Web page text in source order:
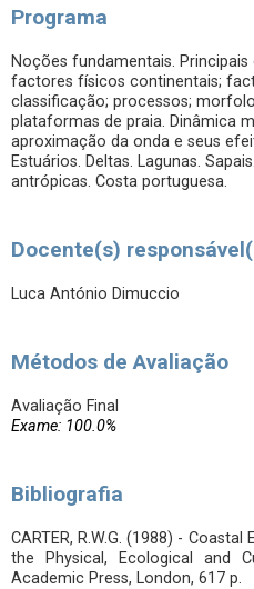
Programa
Noções fundamentais.
factores físicos continentais;
classificação; processos;
plataformas de praia. Dinâmica
aproximação da onda e seus
Estuários. Deltas. Lagunas.
antrópicas. Costa portuguesa.
Docente(s)
Luca António Dimuccio
Métodos de Avaliação
Avaliação Final
Exame: 100.0%
Bibliografia
CARTER, R.W.G. (1988) -
the Physical, Ecological and
Academic Press, London, 617 p.